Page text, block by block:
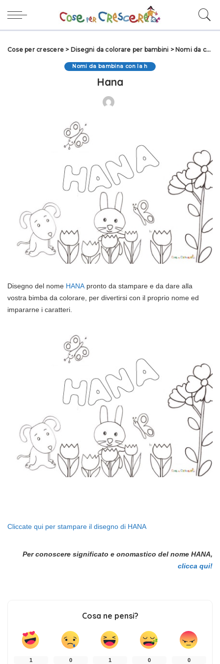
Cose per crescere > Disegni da colorare per bambini > Nomi da colorare
Nomi da bambina con la h
Hana
Disegno del nome HANA pronto da stampare e da dare alla
vostra bimba da colorare, per divertirsi con il proprio nome ed
impararne i caratteri.
Cliccate qui per stampare il disegno di HANA
Per conoscere significato e onomastico del nome HANA,
clicca qui!
Cosa ne pensi?
1 0 1 0 0